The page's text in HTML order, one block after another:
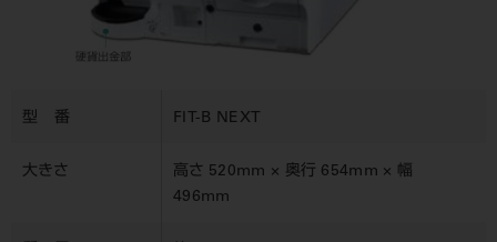
型 番 FIT-B NEXT
大きさ
高さ 520mm × 奥行 654mm × 幅
496mm